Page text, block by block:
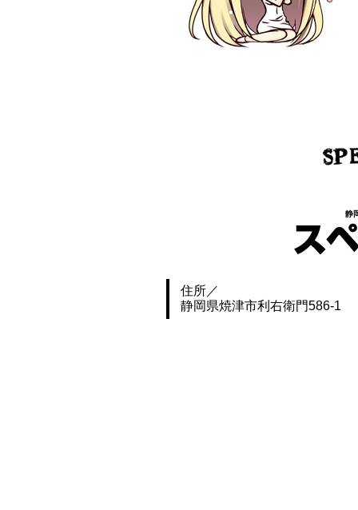
静
住所
静岡県焼津市利右衛門586-1